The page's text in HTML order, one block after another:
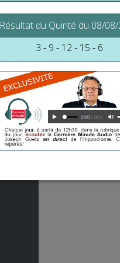
Résultat du Quinté du 08/
3 - 9 - 12 - 15 - 6